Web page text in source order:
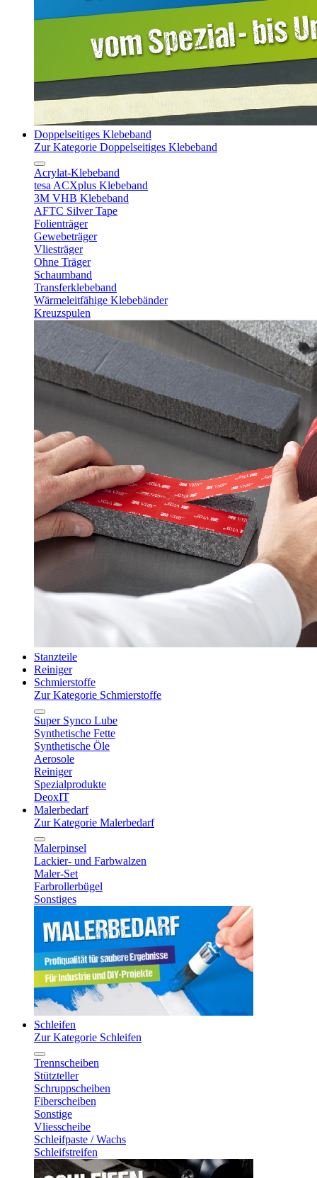
Doppelseitiges Klebeband
Zur Kategorie Doppelseitiges Klebeband
Acrylat-Klebeband
tesa ACXplus Klebeband
3M VHB Klebeband
AFTC Silver Tape
Folienträger
Gewebeträger
Vliesträger
Ohne Träger
Schaumband
Transferklebeband
Wärmeleitfähige Klebebänder
Kreuzspulen
Stanzteile
Reiniger
Schmierstoffe
Zur Kategorie Schmierstoffe
Super Synco Lube
Synthetische Fette
Synthetische Öle
Aerosole
Reiniger
Spezialprodukte
DeoxIT
Malerbedarf
Zur Kategorie Malerbedarf
Malerpinsel
Lackier- und Farbwalzen
Maler-Set
Farbrollerbügel
Sonstiges
Schleifen
Zur Kategorie Schleifen
Trennscheiben
Stützteller
Schruppscheiben
Fiberscheiben
Sonstige
Vliesscheibe
Schleifpaste / Wachs
Schleifstreifen